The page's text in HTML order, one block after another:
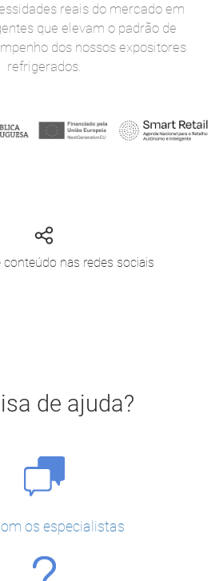
reais do mercado em
que elevam o padrão de
dos nossos expositores
refrigerados.
conteúdo nas redes sociais
de ajuda?
os especialistas